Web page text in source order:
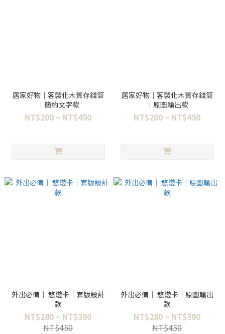
居家好物｜客製化木質存錢筒
｜簡約文字款
NT$200 ~ NT$450
居家好物｜客製化木質存錢筒
｜原圖輸出款
NT$200 ~ NT$450
外出必備｜ 悠遊卡｜套版設計
款
NT$280 ~ NT$390
NT$450
外出必備｜ 悠遊卡｜原圖輸出
款
NT$280 ~ NT$390
NT$450